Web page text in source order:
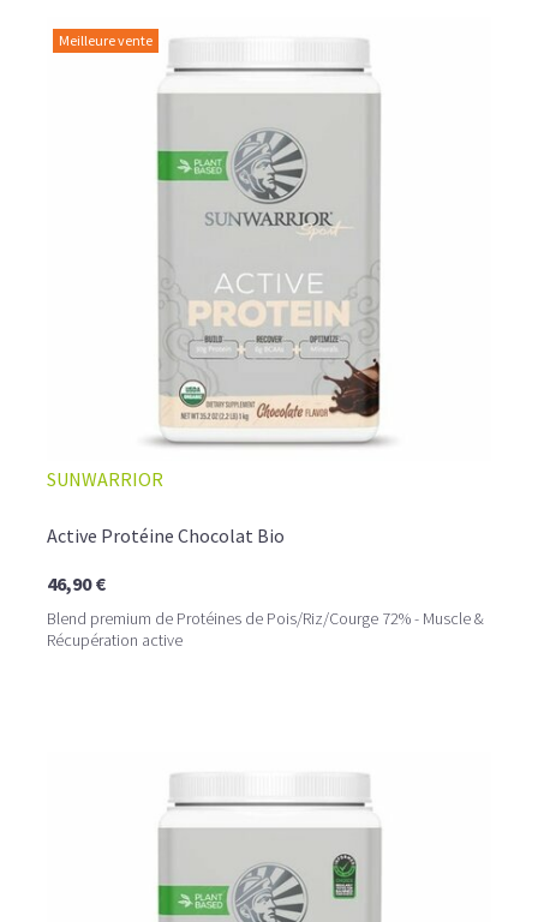
Meilleure vente
SUNWARRIOR
Active Protéine Chocolat Bio
46,90 €
Blend premium de Protéines de Pois/Riz/Courge 72% - Muscle &
Récupération active